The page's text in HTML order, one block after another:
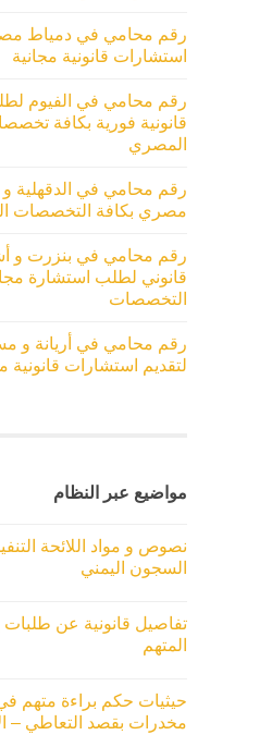
رقم محامي في دمياط
استشارات قانونية مجانية
رقم محامي في الفيوم
قانونية فورية بكافة
المصري
رقم محامي في الدقهلية
مصري بكافة التخصصات
رقم محامي في بنزرت و
قانوني لطلب استشارة
التخصصات
رقم محامي في أريانة و
لتقديم استشارات قانونية
مواضيع عبر النظام
نصوص و مواد اللائحة
السجون اليمني
تفاصيل قانونية عن طلبات
المتهم
حيثيات حكم براءة متهم
مخدرات بقصد التعاطي –